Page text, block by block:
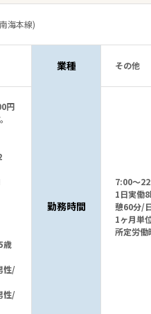
海本線)
業種 その他
円
歳
性/
性/
勤務時間
7:00～
1日実働
憩60分/日
1ヶ月単
所定労働